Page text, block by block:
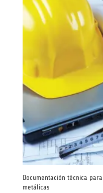
Documentación técnica
metálicas